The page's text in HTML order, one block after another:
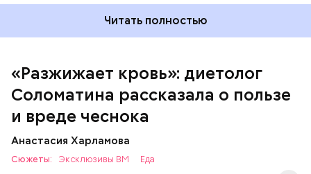
Читать полностью
«Разжижает кровь»: диетолог
Соломатина рассказала о пользе
и вреде чеснока
Анастасия Харламова
Сюжеты: Эксклюзивы ВМ
Еда